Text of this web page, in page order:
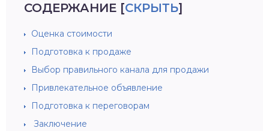
СОДЕРЖАНИЕ [СКРЫТЬ]
Оценка стоимости
Подготовка к продаже
Выбор правильного канала для продажи
Привлекательное объявление
Подготовка к переговорам
Заключение